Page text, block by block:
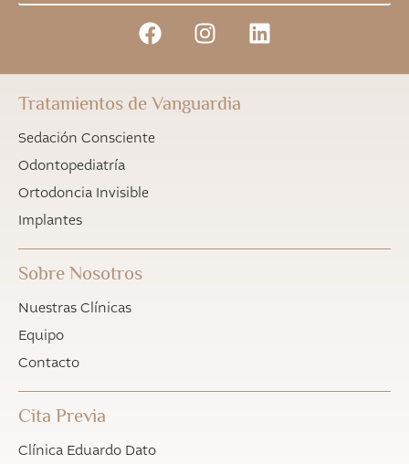
Tratamientos de Vanguardia
Sedación Consciente
Odontopediatría
Ortodoncia Invisible
Implantes
Sobre Nosotros
Nuestras Clínicas
Equipo
Contacto
Cita Previa
Clínica Eduardo Dato